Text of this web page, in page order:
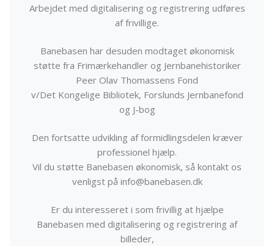
Arbejdet med digitalisering og registrering udføres
af frivillige.
Banebasen har desuden modtaget økonomisk
støtte fra Frimærkehandler og Jernbanehistoriker
Peer Olav Thomassens Fond
v/Det Kongelige Bibliotek, Forslunds Jernbanefond
og J-bog
Den fortsatte udvikling af formidlingsdelen kræver
professionel hjælp.
Vil du støtte Banebasen økonomisk, så kontakt os
venligst på info@banebasen.dk
Er du interesseret i som frivillig at hjælpe
Banebasen med digitalisering og registrering af
billeder,